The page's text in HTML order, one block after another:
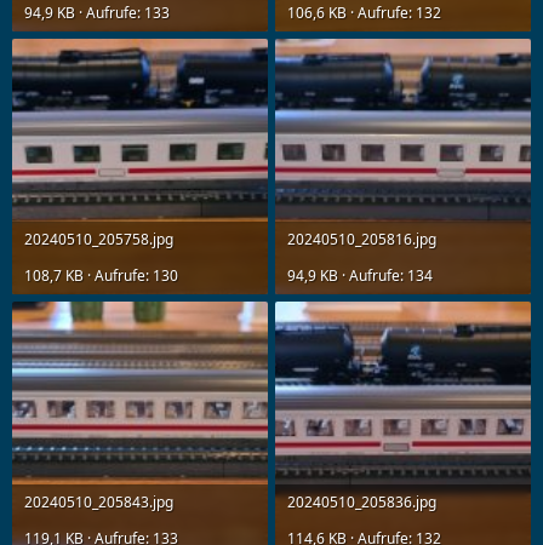
94,9 KB · Aufrufe: 133
106,6 KB · Aufrufe: 132
20240510_205758.jpg
108,7 KB · Aufrufe: 130
20240510_205816.jpg
94,9 KB · Aufrufe: 134
20240510_205843.jpg
119,1 KB · Aufrufe: 133
20240510_205836.jpg
114,6 KB · Aufrufe: 132